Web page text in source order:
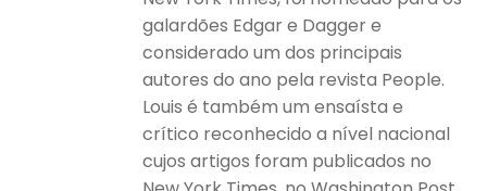
galardões Edgar e Dagger e
considerado um dos principais
autores do ano pela revista People.
Louis é também um ensaísta e
crítico reconhecido a nível nacional
cujos artigos foram publicados no